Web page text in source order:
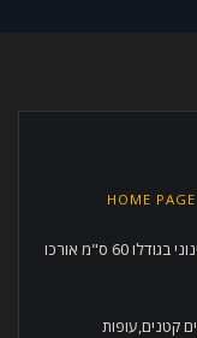
HOME PAGE
עוף דורס ממשפחת הניציים,עוף בינוני בגודלו 60 ס"מ אורכו
קטנים,עופות